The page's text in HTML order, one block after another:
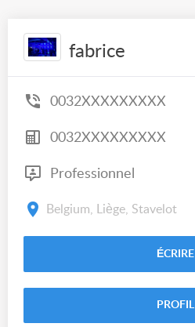
fabrice
0032XXXXXXXXX
0032XXXXXXXXX
Professionnel
Belgium, Liège, Stavelot
ÉCRIRE
PROFIL